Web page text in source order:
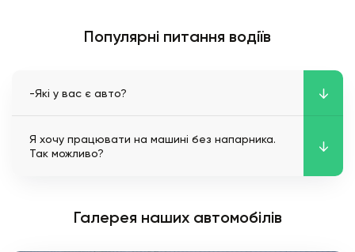
Популярні питання водіїв
-Які у вас є авто?
Я хочу працювати на машині без напарника.
Так можливо?
Галерея наших автомобілів